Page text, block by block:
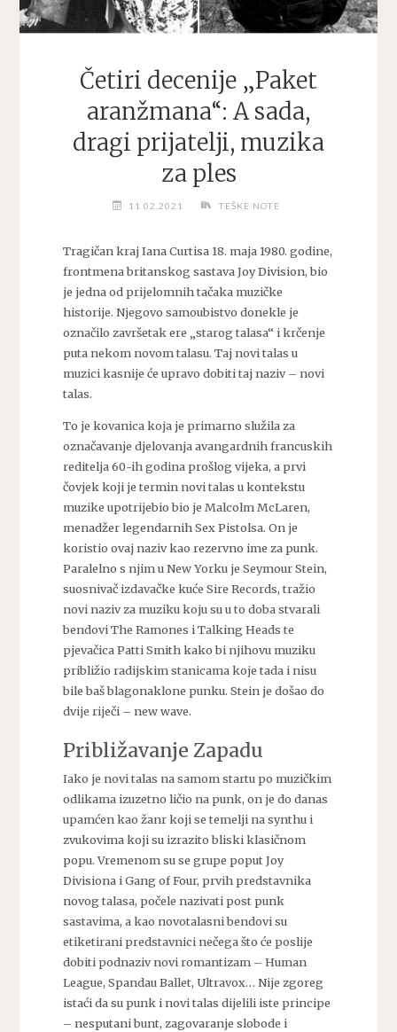
Četiri decenije „Paket
aranžmana“: A sada,
dragi prijatelji, muzika
za ples
11.02.2021 TEŠKE NOTE
Tragičan kraj Iana Curtisa 18. maja 1980. godine,
frontmena britanskog sastava Joy Division, bio
je jedna od prijelomnih tačaka muzičke
historije. Njegovo samoubistvo donekle je
označilo završetak ere „starog talasa“ i krčenje
puta nekom novom talasu. Taj novi talas u
muzici kasnije će upravo dobiti taj naziv – novi
talas.
To je kovanica koja je primarno služila za
označavanje djelovanja avangardnih francuskih
reditelja 60-ih godina prošlog vijeka, a prvi
čovjek koji je termin novi talas u kontekstu
muzike upotrijebio bio je Malcolm McLaren,
menadžer legendarnih Sex Pistolsa. On je
koristio ovaj naziv kao rezervno ime za punk.
Paralelno s njim u New Yorku je Seymour Stein,
suosnivač izdavačke kuće Sire Records, tražio
novi naziv za muziku koju su u to doba stvarali
bendovi The Ramones i Talking Heads te
pjevačica Patti Smith kako bi njihovu muziku
približio radijskim stanicama koje tada i nisu
bile baš blagonaklone punku. Stein je došao do
dvije riječi – new wave.
Približavanje Zapadu
Iako je novi talas na samom startu po muzičkim
odlikama izuzetno ličio na punk, on je do danas
upamćen kao žanr koji se temelji na synthu i
zvukovima koji su izrazito bliski klasičnom
popu. Vremenom su se grupe poput Joy
Divisiona i Gang of Four, prvih predstavnika
novog talasa, počele nazivati post punk
sastavima, a kao novotalasni bendovi su
etiketirani predstavnici nečega što će poslije
dobiti podnaziv novi romantizam – Human
League, Spandau Ballet, Ultravox… Nije zgoreg
istaći da su punk i novi talas dijelili iste principe
– nesputani bunt, zagovaranje slobode i